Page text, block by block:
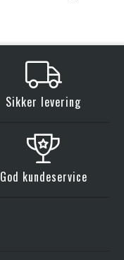
Sikker levering
God kundeservice